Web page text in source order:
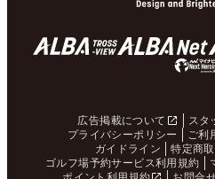
広告掲載について スタ
プライバシーポリシー
ご利
ガイドライン
特定商
ゴルフ場予約サービス利用規約